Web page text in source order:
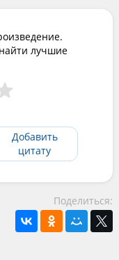
лучшие
Добавить
цитату
Поделиться: